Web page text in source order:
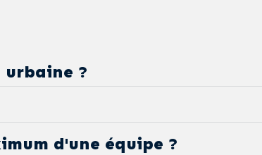
urbaine ?
balade à énigmes qui vous fera
atypiques, selon une thématique
d'une équipe ?